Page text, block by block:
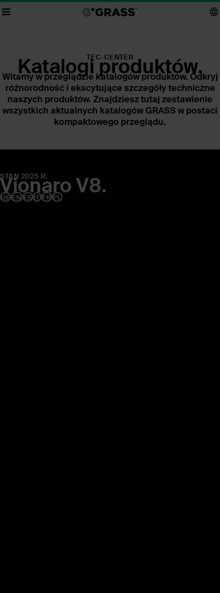
TEC-CENTER
Katalogi produktów.
Witamy w przeglądzie katalogów produktów. Odkryj
różnorodność i ekscytujące szczegóły techniczne
naszych produktów. Znajdziesz tutaj zestawienie
wszystkich aktualnych katalogów GRASS w postaci
kompaktowego przeglądu.
STAN 2025 R.
Vionaro V8.
DE EN ES IT FR PL